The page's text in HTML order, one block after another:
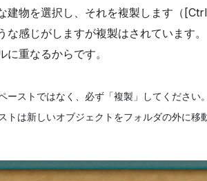
建物を選択し、それを複製します（
な感じがしますが複製はされています
に重なるからです。
ーストではなく、必ず「複製」してくださ
トは新しいオブジェクトをフォルダの外に移